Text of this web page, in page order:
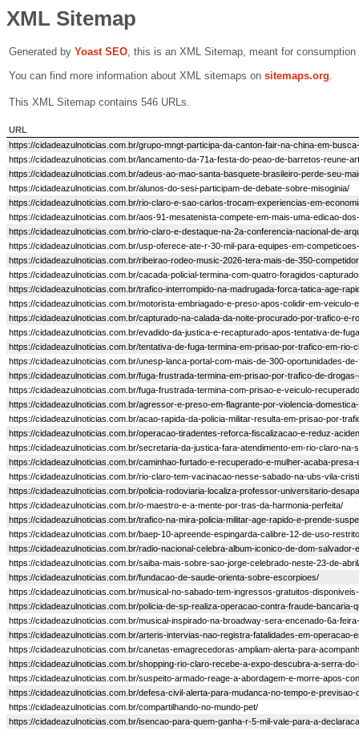
XML Sitemap
Generated by Yoast SEO, this is an XML Sitemap, meant for
You can find more information about XML sitemaps on sitemaps.org.
This XML Sitemap contains 546 URLs.
URL
https://cidadeazulnoticias.com.br/grupo-mngt-participa-da-canton-fair-na-china-em-
https://cidadeazulnoticias.com.br/lancamento-da-71a-festa-do-peao-de-barretos-reune-
https://cidadeazulnoticias.com.br/adeus-ao-mao-santa-basquete-brasileiro-perde-seu-
https://cidadeazulnoticias.com.br/alunos-do-sesi-participam-de-debate-sobre-misoginia/
https://cidadeazulnoticias.com.br/rio-claro-e-sao-carlos-trocam-experiencias-em-
https://cidadeazulnoticias.com.br/aos-91-mesatenista-compete-em-mais-uma-edicao-
https://cidadeazulnoticias.com.br/rio-claro-e-destaque-na-2a-conferencia-nacional-de-
https://cidadeazulnoticias.com.br/usp-oferece-ate-r-30-mil-para-equipes-em-
https://cidadeazulnoticias.com.br/ribeirao-rodeo-music-2026-tera-mais-de-350-
https://cidadeazulnoticias.com.br/cacada-policial-termina-com-quatro-foragidos-
https://cidadeazulnoticias.com.br/trafico-interrompido-na-madrugada-forca-tatica-age-
https://cidadeazulnoticias.com.br/motorista-embriagado-e-preso-apos-colidir-em-
https://cidadeazulnoticias.com.br/capturado-na-calada-da-noite-procurado-por-trafico-e-
https://cidadeazulnoticias.com.br/evadido-da-justica-e-recapturado-apos-tentativa-de-
https://cidadeazulnoticias.com.br/tentativa-de-fuga-termina-em-prisao-por-trafico-em-rio-
https://cidadeazulnoticias.com.br/unesp-lanca-portal-com-mais-de-300-oportunidades-
https://cidadeazulnoticias.com.br/fuga-frustrada-termina-em-prisao-por-trafico-de-
https://cidadeazulnoticias.com.br/fuga-frustrada-termina-com-prisao-e-veiculo-
https://cidadeazulnoticias.com.br/agressor-e-preso-em-flagrante-por-violencia-
https://cidadeazulnoticias.com.br/acao-rapida-da-policia-militar-resulta-em-prisao-por-
https://cidadeazulnoticias.com.br/operacao-tiradentes-reforca-fiscalizacao-e-reduz-
https://cidadeazulnoticias.com.br/secretaria-da-justica-fara-atendimento-em-rio-claro-na-
https://cidadeazulnoticias.com.br/caminhao-furtado-e-recuperado-e-mulher-acaba-
https://cidadeazulnoticias.com.br/rio-claro-tem-vacinacao-nesse-sabado-na-ubs-vila-
https://cidadeazulnoticias.com.br/policia-rodoviaria-localiza-professor-universitario-
https://cidadeazulnoticias.com.br/o-maestro-e-a-mente-por-tras-da-harmonia-perfeita/
https://cidadeazulnoticias.com.br/trafico-na-mira-policia-militar-age-rapido-e-prende-
https://cidadeazulnoticias.com.br/baep-10-apreende-espingarda-calibre-12-de-uso-
https://cidadeazulnoticias.com.br/radio-nacional-celebra-album-iconico-de-dom-salvador-
https://cidadeazulnoticias.com.br/saiba-mais-sobre-sao-jorge-celebrado-neste-23-de-
https://cidadeazulnoticias.com.br/fundacao-de-saude-orienta-sobre-escorpioes/
https://cidadeazulnoticias.com.br/musical-no-sabado-tem-ingressos-gratuitos-
https://cidadeazulnoticias.com.br/policia-de-sp-realiza-operacao-contra-fraude-bancaria-
https://cidadeazulnoticias.com.br/musical-inspirado-na-broadway-sera-encenado-6a-
https://cidadeazulnoticias.com.br/arteris-intervias-nao-registra-fatalidades-em-operacao-
https://cidadeazulnoticias.com.br/canetas-emagrecedoras-ampliam-alerta-para-
https://cidadeazulnoticias.com.br/shopping-rio-claro-recebe-a-expo-descubra-a-serra-
https://cidadeazulnoticias.com.br/suspeito-armado-reage-a-abordagem-e-morre-apos-
https://cidadeazulnoticias.com.br/defesa-civil-alerta-para-mudanca-no-tempo-e-
https://cidadeazulnoticias.com.br/compartilhando-no-mundo-pet/
https://cidadeazulnoticias.com.br/isencao-para-quem-ganha-r-5-mil-vale-para-a-